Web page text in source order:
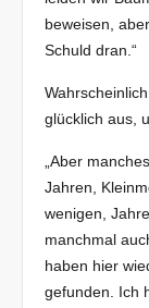
beweisen,
Schuld dran.“
glücklich aus,
„Aber
Jahren,
wenigen,
manchmal
haben hier
gefunden. Ich